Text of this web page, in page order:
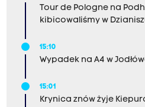
Tour de Pologne na
kibicowaliśmy w
15:10
Wypadek na A4 w
15:01
Krynica znów żyje